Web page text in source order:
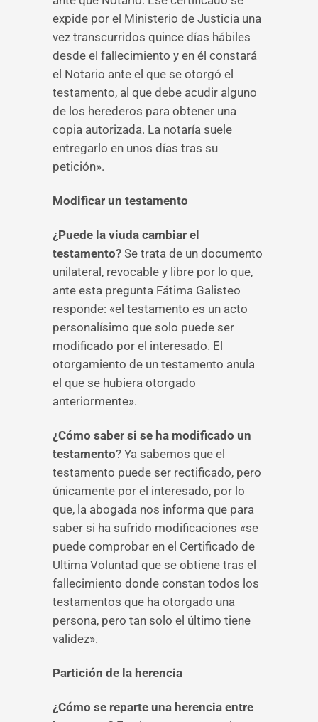
expide por el Ministerio de Justicia una
vez transcurridos quince días hábiles
desde el fallecimiento y en él constará
el Notario ante el que se otorgó el
testamento, al que debe acudir alguno
de los herederos para obtener una
copia autorizada. La notaría suele
entregarlo en unos días tras su
petición».
Modificar un testamento
¿Puede la viuda cambiar el
testamento? Se trata de un documento
unilateral, revocable y libre por lo que,
ante esta pregunta Fátima Galisteo
responde: «el testamento es un acto
personalísimo que solo puede ser
modificado por el interesado. El
otorgamiento de un testamento anula
el que se hubiera otorgado
anteriormente».
¿Cómo saber si se ha modificado un
testamento? Ya sabemos que el
testamento puede ser rectificado, pero
únicamente por el interesado, por lo
que, la abogada nos informa que para
saber si ha sufrido modificaciones «se
puede comprobar en el Certificado de
Ultima Voluntad que se obtiene tras el
fallecimiento donde constan todos los
testamentos que ha otorgado una
persona, pero tan solo el último tiene
validez».
Partición de la herencia
¿Cómo se reparte una herencia entre